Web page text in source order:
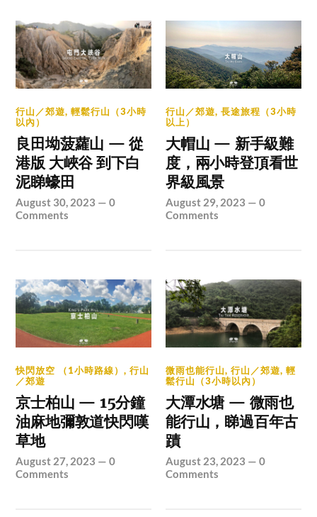
行山／郊遊,輕鬆行山（3小時
以內）
良田坳菠蘿山 — 從
港版 大峽谷 到下白
泥睇蠔田
August 30, 2023 —0
Comments
行山／郊遊,長途旅程（3小時
以上）
大帽山 — 新手級難
度，兩小時登頂看世
界級風景
August 29, 2023 —0
Comments
快閃放空 （1小時路線）,行山
／郊遊
京士柏山 — 15分鐘
油麻地彌敦道快閃嘆
草地
August 27, 2023 —0
Comments
微雨也能行山,行山／郊遊,輕
鬆行山（3小時以內）
大潭水塘 — 微雨也
能行山，睇過百年古
蹟
August 23, 2023 —0
Comments